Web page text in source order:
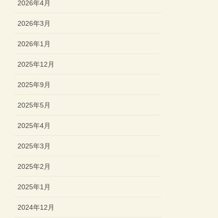
2026年4月
2026年3月
2026年1月
2025年12月
2025年9月
2025年5月
2025年4月
2025年3月
2025年2月
2025年1月
2024年12月